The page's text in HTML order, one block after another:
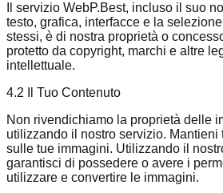
Il servizio WebP.Best, incluso il suo
testo, grafica, interfacce e la
stessi, è di nostra proprietà o
protetto da copyright, marchi e altre
intellettuale.
4.2 Il Tuo Contenuto
Non rivendichiamo la proprietà delle
utilizzando il nostro servizio. Mantieni
sulle tue immagini. Utilizzando il
garantisci di possedere o avere i
utilizzare e convertire le immagini.